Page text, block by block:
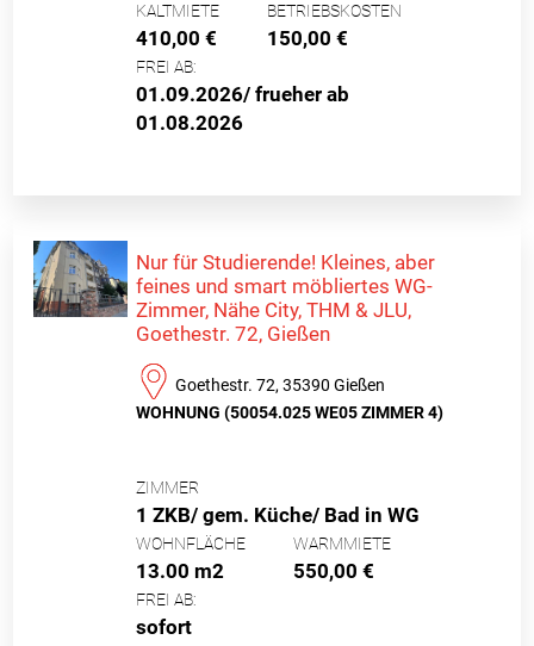
KALTMIETE
410,00 €
BETRIEBSKOSTEN
150,00 €
FREI AB:
01.09.2026/ frueher ab
01.08.2026
Nur für Studierende! Kleines, aber
feines und smart möbliertes WG-
Zimmer, Nähe City, THM & JLU,
Goethestr. 72, Gießen
Goethestr. 72, 35390 Gießen
WOHNUNG (50054.025 WE05 ZIMMER 4)
ZIMMER
1 ZKB/ gem. Küche/ Bad in WG
WOHNFLÄCHE
13.00 m2
WARMMIETE
550,00 €
FREI AB:
sofort